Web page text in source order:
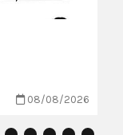
08/08/2026